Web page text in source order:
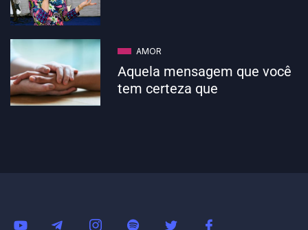
AMOR
Aquela mensagem que você
tem certeza que